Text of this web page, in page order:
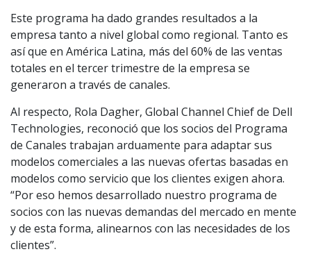
Este programa ha dado grandes resultados a la
empresa tanto a nivel global como regional. Tanto es
así que en América Latina, más del 60% de las ventas
totales en el tercer trimestre de la empresa se
generaron a través de canales.
Al respecto, Rola Dagher, Global Channel Chief de Dell
Technologies, reconoció que los socios del Programa
de Canales trabajan arduamente para adaptar sus
modelos comerciales a las nuevas ofertas basadas en
modelos como servicio que los clientes exigen ahora.
“Por eso hemos desarrollado nuestro programa de
socios con las nuevas demandas del mercado en mente
y de esta forma, alinearnos con las necesidades de los
clientes”.